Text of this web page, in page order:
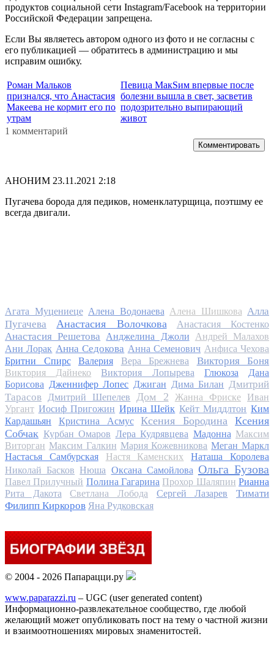
продуктов социальной сети Instagram/Facebook на территории
Российской Федерации запрещена.
Если Вы являетесь автором одного из фото и не согласны с
его публикацией — обратитесь в администрацию и мы
исправим ошибку.
Роман Мальков
признался, что Анастасия
Макеева не кормит его по
утрам
Певица МакSим впервые после
болезни вышла в свет, засветив
подозрительно выпирающий
живот
1 комментарий
Комментировать
АНОНИМ 23.11.2021 2:18
Пугачева борода для педиков, номенклатурщица, поэтшму ее
всегда двигали.
Агата Муцениеце Алена Водонаева Алена Шишкова Алла
Пугачева
Анастасия Волочкова Анастасия Костенко
Анастасия Решетова Анджелина Джоли
Андрей Малахов
Ани Лорак Анна Седокова Анна Семенович Анфиса Чехова
Бритни Спирс
Валерия Вера Брежнева Виктория Боня
Виктория Дайнеко Виктория Лопырева Глюкоза
Дана
Борисова Дженнифер Лопес Джиган Дима Билан Дмитрий
Тарасов
Дмитрий Шепелев Дом 2 Жанна Фриске
Иван
Ургант Иосиф Пригожин Ирина Шейк Кейт Миддлтон Ким
Кардашьян
Кристина Асмус Ксения Бородина
Ксения
Собчак Курбан Омаров Лера Кудрявцева Мадонна Максим
Виторган Максим Галкин Мария Кожевникова Меган Маркл
Настасья Самбурская
Настя Каменских
Наташа Королева
Николай Басков Нюша Оксана Самойлова Ольга Бузова
Павел Прилучный Полина Гагарина Прохор Шаляпин Рианна
Рита Дакота
Светлана Лобода Сергей Лазарев
Тимати
Филипп Киркоров Яна Рудковская
© 2004 - 2026 Папарацци.ру
www.paparazzi.ru – UGC (user generated content)
Информационно-развлекательное сообщество, где любой
желающий может опубликовать пост на тему о частной жизни
и взаимоотношениях мировых знаменитостей.